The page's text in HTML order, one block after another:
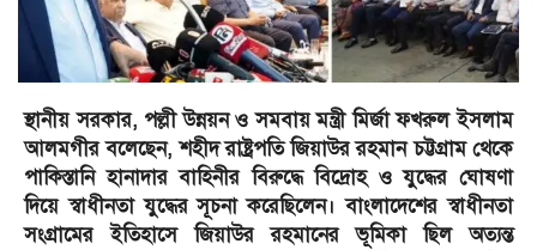
স্থানীয় সরকার, পল্লী উন্নয়ন ও সমবায় মন্ত্রী মির্জা ফখরুল ইসলাম
আলমগীর বলেছেন, শহীদ রাষ্ট্রপতি জিয়াউর রহমান চট্টগ্রাম থেকে
পাকিস্তানি হানাদার বাহিনীর বিরুদ্ধে বিদ্রোহ ও যুদ্ধের ঘোষণা
দিয়ে স্বাধীনতা যুদ্ধের সূচনা করেছিলেন। বাংলাদেশের স্বাধীনতা
সংগ্রামের ইতিহাসে জিয়াউর রহমানের ভূমিকা ছিল অত্যন্ত